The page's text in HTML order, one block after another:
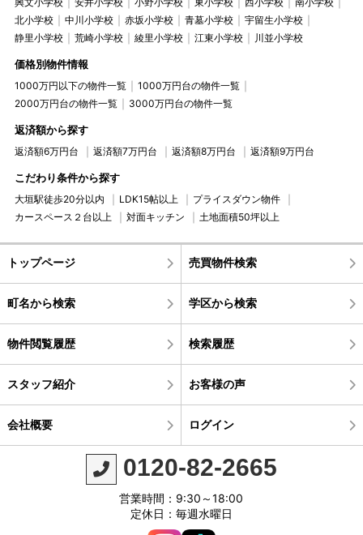
北小学校
中川小学校 赤坂小学校 青墓小学校
宇留生小学校
静里小学校
荒崎小学校 綾里小学校 江東小学校 川並小学校
価格別物件情報
1000万円以下の物件一覧
1000万円台の物件一覧
2000万円台の物件一覧
3000万円台の物件一覧
返済額から探す
返済額6万円台 返済額7万円台 返済額8万円台 返済額9万円台
こだわり条件から探す
大垣駅徒歩20分以内 LDK15帖以上
プライスダウン物件
カースペース２台以上
対面キッチン 土地面積50坪以上
トップページ 売買物件検索
町名から検索 学区から検索
物件閲覧履歴 検索履歴
スタッフ紹介 お客様の声
会社概要 ログイン
0120-82-2665
営業時間：9:30～18:00
定休日：毎週水曜日